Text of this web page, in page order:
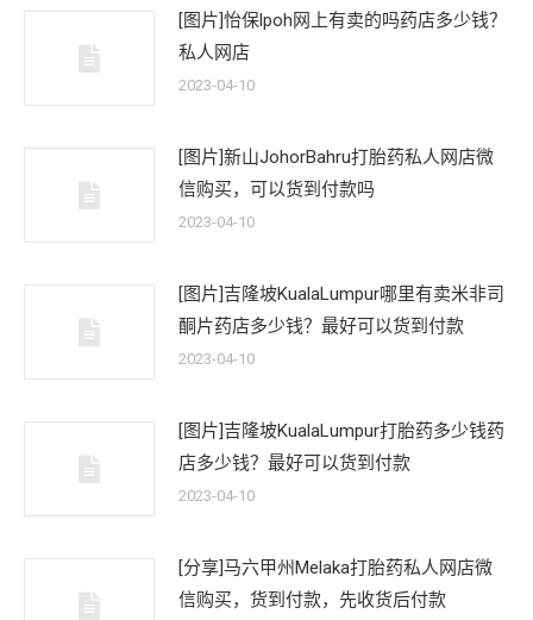
[图片]怡保lpoh网上有卖的吗药店多少钱？
私人网店
2023-04-10
[图片]新山JohorBahru打胎药私人网店微
信购买，可以货到付款吗
2023-04-10
[图片]吉隆坡KualaLumpur哪里有卖米非司
酮片药店多少钱？最好可以货到付款
2023-04-10
[图片]吉隆坡KualaLumpur打胎药多少钱药
店多少钱？最好可以货到付款
2023-04-10
[分享]马六甲州Melaka打胎药私人网店微
信购买，货到付款，先收货后付款